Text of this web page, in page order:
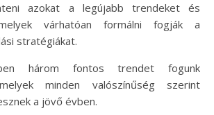
azokat a legújabb trendeket és
várhatóan formálni fogják a
stratégiákat.
három fontos trendet fogunk
minden valószínűség szerint
a jövő évben.